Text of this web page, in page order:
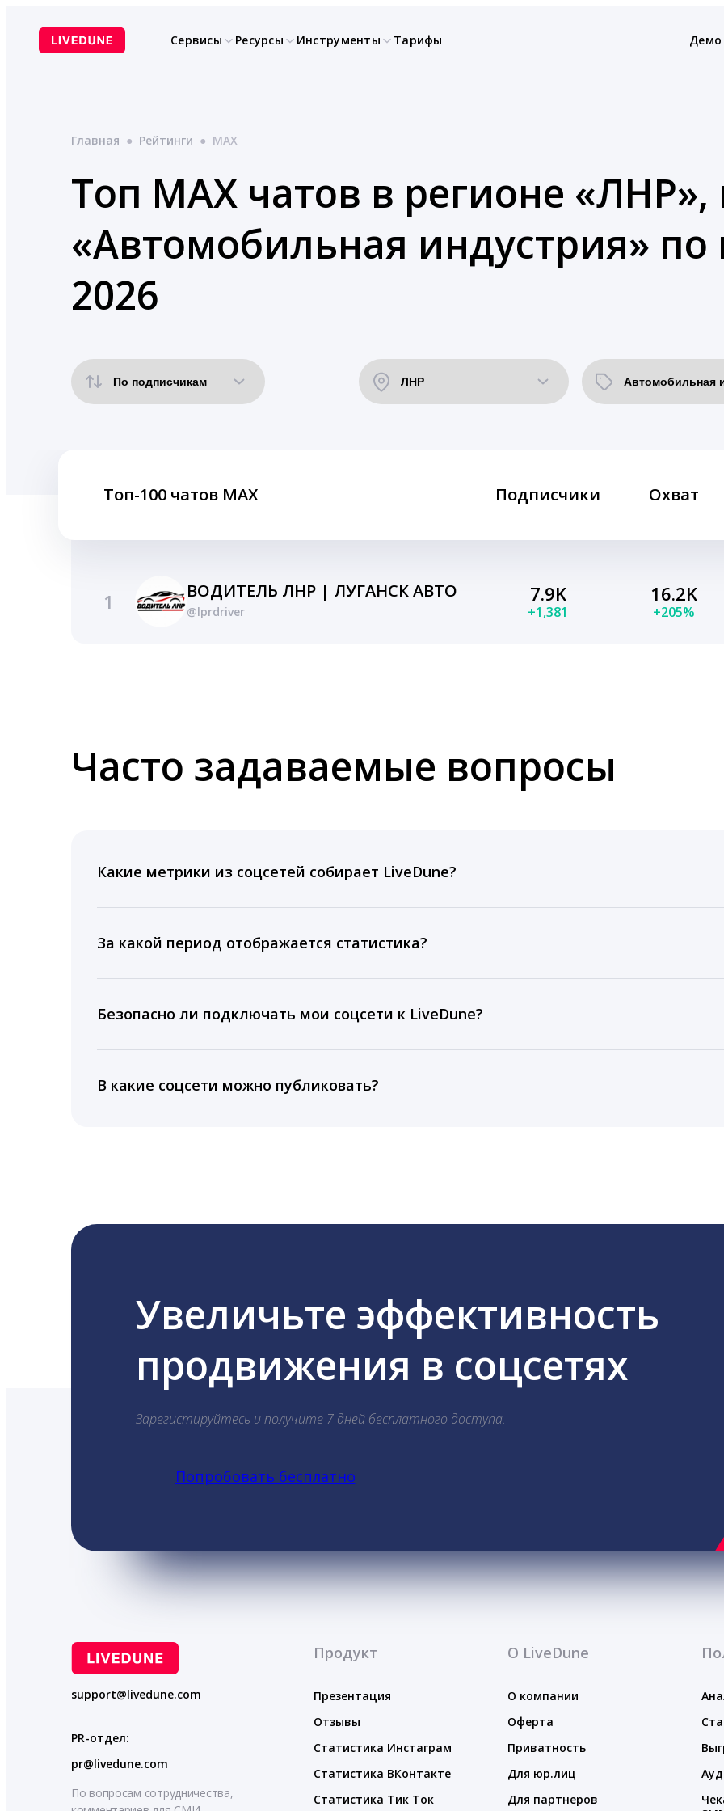
содержимому
Сервисы Ресурсы Инструменты Тарифы Демо
Главная ● Рейтинги ● MAX
Топ MAX чатов в регионе «ЛНР»,
«Автомобильная индустрия»
2026
Топ-100 чатов MAX Подписчики Охват
1 ВОДИТЕЛЬ ЛНР | ЛУГАНСК АВТО
@lprdriver
7.9K
+1,381
16.2K
+205%
Часто задаваемые вопросы
Какие метрики из соцсетей собирает LiveDune?
время для публикации, показываем лучшие посты и присылаем автоматические отчеты с
За какой период отображается статистика?
подключении тарифа Блогер. При оплате тарифа Бизнес отображаются сведения за 3 года, а
5 лет.
Безопасно ли подключать мои соцсети к LiveDune?
информацию третьим лицам.
В какие соцсети можно публиковать?
Увеличьте эффективность
продвижения в соцсетях
Зарегистируйтесь и получите 7 дней бесплатного доступа.
Попробовать бесплатно
support@livedune.com
PR-отдел:
pr@livedune.com
По вопросам сотрудничества,
Продукт
Презентация
Отзывы
Статистика Инстаграм
Статистика ВКонтакте
Статистика Тик Ток
О LiveDune
О компании
Оферта
Приватность
Для юр.лиц
Для партнеров